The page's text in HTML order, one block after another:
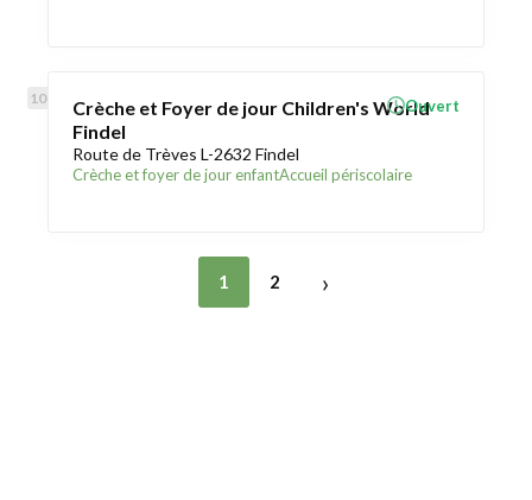
Crèche et Foyer de jour Children's World
Findel
Route de Trèves L-2632 Findel
Crèche et foyer de jour enfantAccueil périscolaire
Ouvert
1 2 ›